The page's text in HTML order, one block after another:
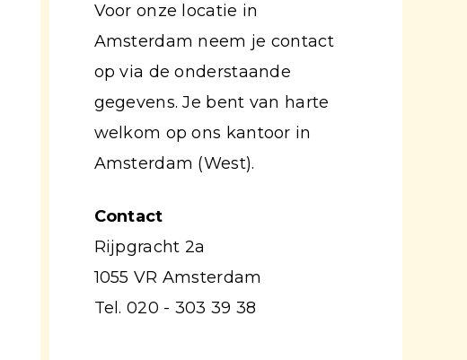
Voor onze locatie in
Amsterdam neem je contact
op via de onderstaande
gegevens. Je bent van harte
welkom op ons kantoor in
Amsterdam (West).
Contact
Rijpgracht 2a
1055 VR Amsterdam
Tel. 020 - 303 39 38